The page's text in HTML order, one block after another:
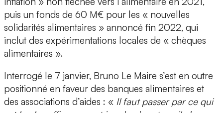
puis un fonds de 60 M€ pour les « nouvelles
solidarités alimentaires » annoncé fin 2022, qui
inclut des expérimentations locales de « chèques
alimentaires ».
Interrogé le 7 janvier, Bruno Le Maire s’est en outre
positionné en faveur des banques alimentaires et
des associations d’aides : « Il faut passer par ce qui